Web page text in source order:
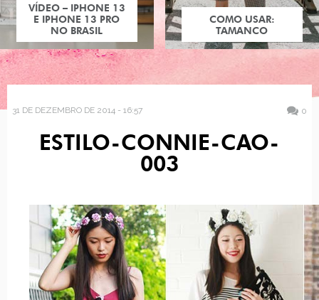
VÍDEO – IPHONE 13
E IPHONE 13 PRO
NO BRASIL
COMO USAR:
TAMANCO
31 DE DEZEMBRO DE 2014 - 16:57 0
ESTILO-CONNIE-CAO-
003